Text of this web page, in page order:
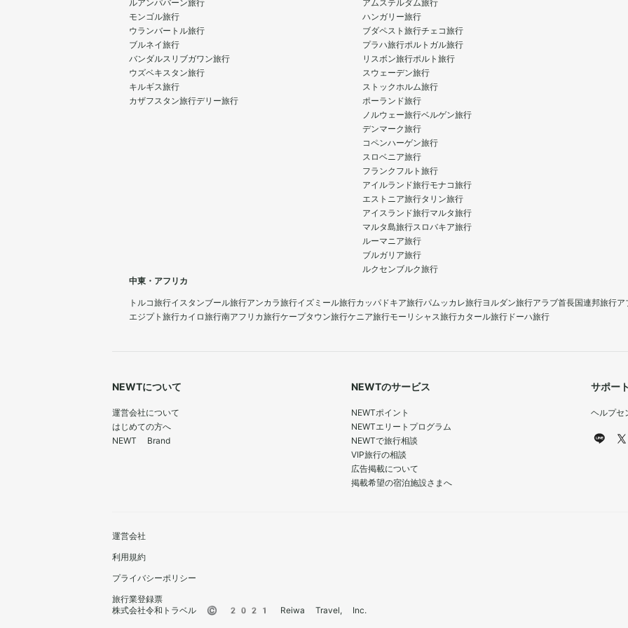
ルアンパバーン旅行
モンゴル旅行
ウランバートル旅行
ブルネイ旅行
バンダルスリブガワン旅行
ウズベキスタン旅行
キルギス旅行
カザフスタン旅行デリー旅行
アムステルダム旅行
ハンガリー旅行
ブダペスト旅行チェコ旅行
プラハ旅行ポルトガル旅行
リスボン旅行ポルト旅行
スウェーデン旅行
ストックホルム旅行
ポーランド旅行
ノルウェー旅行ベルゲン旅行
デンマーク旅行
コペンハーゲン旅行
スロベニア旅行
フランクフルト旅行
アイルランド旅行モナコ旅行
エストニア旅行タリン旅行
アイスランド旅行マルタ旅行
マルタ島旅行スロバキア旅行
ルーマニア旅行
ブルガリア旅行
ルクセンブルク旅行
中東・アフリカ
トルコ旅行イスタンブール旅行アンカラ旅行イズミール旅行カッパドキア旅行パムッカレ旅行ヨルダン旅行アラブ首長国連邦旅行ア
エジプト旅行カイロ旅行南アフリカ旅行ケープタウン旅行ケニア旅行モーリシャス旅行カタール旅行 ドーハ旅行
NEWTについて
運営会社について
はじめての方へ
NEWT Brand
NEWTのサービス
NEWTポイント
NEWTエリートプログラム
NEWTで旅行相談
VIP旅行の相談
広告掲載について
掲載希望の宿泊施設さまへ
サポー
ヘルプセ
運営会社
利用規約
プライバシーポリシー
旅行業登録票
株式会社令和トラベル © 2021 Reiwa Travel, Inc.